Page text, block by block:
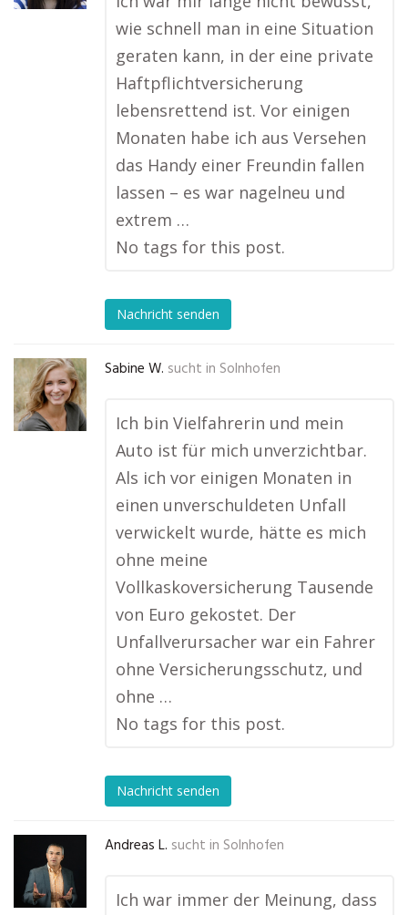
wie schnell man in eine Situation
geraten kann, in der eine private
Haftpflichtversicherung
lebensrettend ist. Vor einigen
Monaten habe ich aus Versehen
das Handy einer Freundin fallen
lassen – es war nagelneu und
extrem …
No tags for this post.
Nachricht senden
Sabine W. sucht in Solnhofen
Ich bin Vielfahrerin und mein
Auto ist für mich unverzichtbar.
Als ich vor einigen Monaten in
einen unverschuldeten Unfall
verwickelt wurde, hätte es mich
ohne meine
Vollkaskoversicherung Tausende
von Euro gekostet. Der
Unfallverursacher war ein Fahrer
ohne Versicherungsschutz, und
ohne …
No tags for this post.
Nachricht senden
Andreas L. sucht in Solnhofen
Ich war immer der Meinung, dass